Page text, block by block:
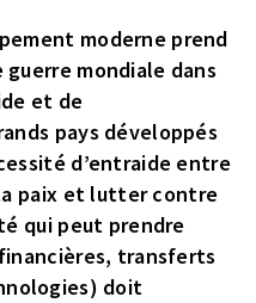
moderne prend
guerre mondiale dans
et de
pays développés
d’entraide entre
paix et lutter contre
qui peut prendre
transferts
doit